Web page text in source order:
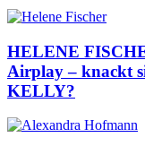
HELENE
Airplay – knackt
KELLY?